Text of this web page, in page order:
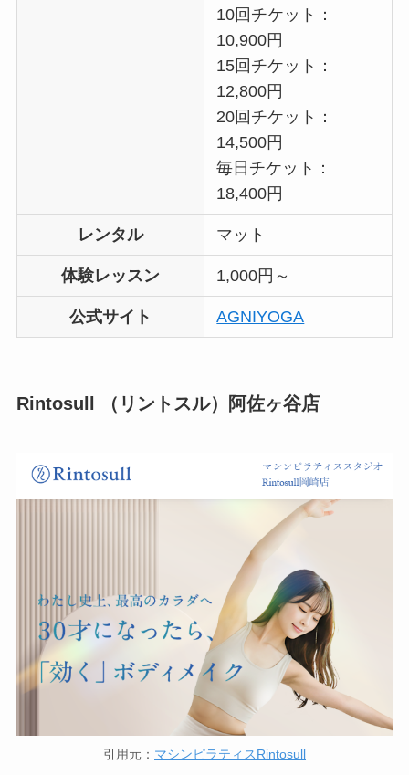
10回チケット：
10,900円
15回チケット：
12,800円
20回チケット：
14,500円
毎日チケット：
18,400円
レンタル マット
体験レッスン 1,000円～
公式サイト AGNIYOGA
Rintosull （リントスル）阿佐ヶ谷店
引用元： マシンピラティスRintosull